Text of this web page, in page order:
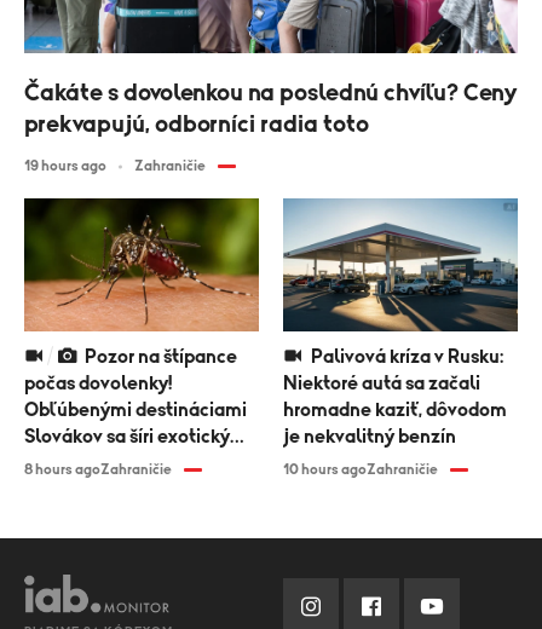
počas dovolenky!
Obľúbenými destináciami
Slovákov sa šíri exotický
vírus
8 hours agoZahraničie
Niektoré autá sa začali
hromadne kaziť, dôvodom
je nekvalitný benzín
10 hours agoZahraničie
Čakáte s dovolenkou na poslednú chvíľu? Ceny
prekvapujú, odborníci radia toto
19 hours ago Zahraničie